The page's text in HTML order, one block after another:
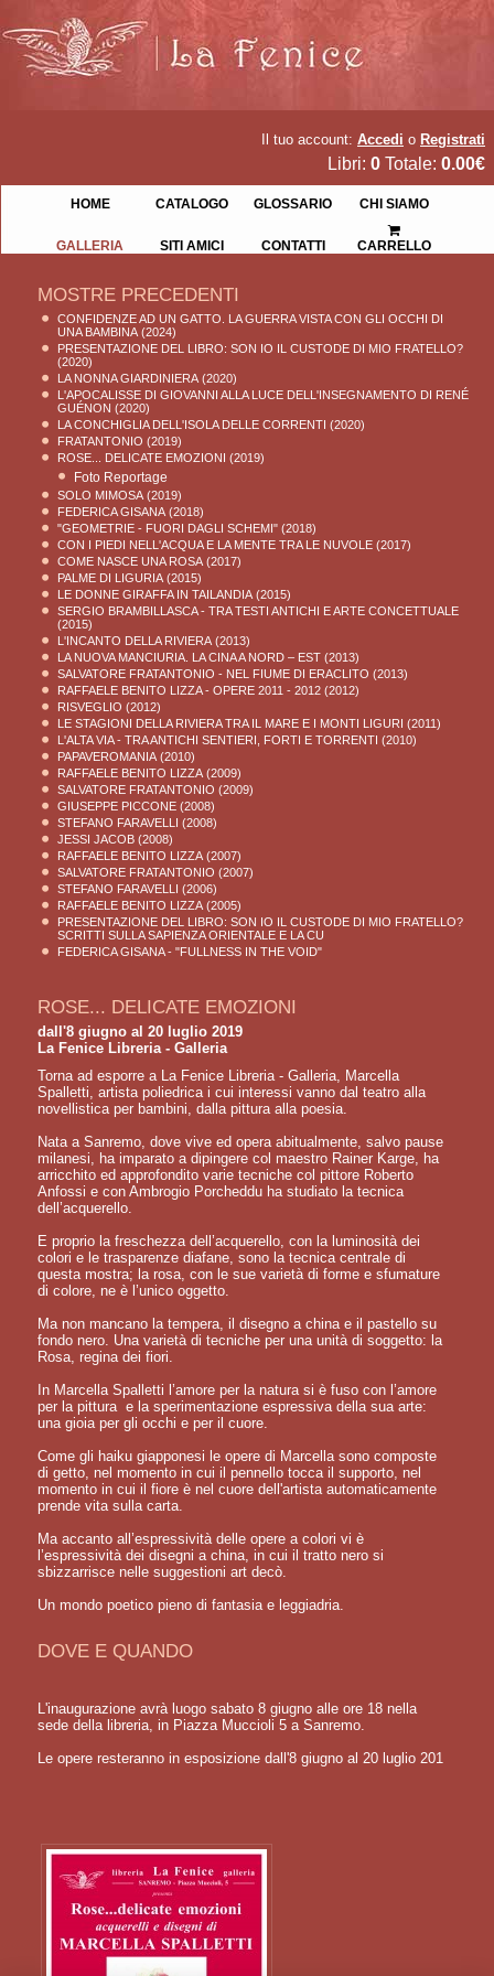
Il tuo account: Accedi o Registrati
Libri: 0 Totale: 0.00€
HOME CATALOGO GLOSSARIO CHI SIAMO
GALLERIA SITI AMICI CONTATTI CARRELLO
MOSTRE PRECEDENTI
CONFIDENZE AD UN GATTO. LA GUERRA VISTA CON GLI OCCHI DI
UNA BAMBINA (2024)
PRESENTAZIONE DEL LIBRO: SON IO IL CUSTODE DI MIO FRATELLO?
(2020)
LA NONNA GIARDINIERA (2020)
L'APOCALISSE DI GIOVANNI ALLA LUCE DELL'INSEGNAMENTO DI RENÉ
GUÉNON (2020)
LA CONCHIGLIA DELL'ISOLA DELLE CORRENTI (2020)
FRATANTONIO (2019)
ROSE... DELICATE EMOZIONI (2019)
Foto Reportage
SOLO MIMOSA (2019)
FEDERICA GISANA (2018)
"GEOMETRIE - FUORI DAGLI SCHEMI" (2018)
CON I PIEDI NELL'ACQUA E LA MENTE TRA LE NUVOLE (2017)
COME NASCE UNA ROSA (2017)
PALME DI LIGURIA (2015)
LE DONNE GIRAFFA IN TAILANDIA (2015)
SERGIO BRAMBILLASCA - TRA TESTI ANTICHI E ARTE CONCETTUALE
(2015)
L'INCANTO DELLA RIVIERA (2013)
LA NUOVA MANCIURIA. LA CINA A NORD – EST (2013)
SALVATORE FRATANTONIO - NEL FIUME DI ERACLITO (2013)
RAFFAELE BENITO LIZZA - OPERE 2011 - 2012 (2012)
RISVEGLIO (2012)
LE STAGIONI DELLA RIVIERA TRA IL MARE E I MONTI LIGURI (2011)
L'ALTA VIA - TRA ANTICHI SENTIERI, FORTI E TORRENTI (2010)
PAPAVEROMANIA (2010)
RAFFAELE BENITO LIZZA (2009)
SALVATORE FRATANTONIO (2009)
GIUSEPPE PICCONE (2008)
STEFANO FARAVELLI (2008)
JESSI JACOB (2008)
RAFFAELE BENITO LIZZA (2007)
SALVATORE FRATANTONIO (2007)
STEFANO FARAVELLI (2006)
RAFFAELE BENITO LIZZA (2005)
PRESENTAZIONE DEL LIBRO: SON IO IL CUSTODE DI MIO FRATELLO?
SCRITTI SULLA SAPIENZA ORIENTALE E LA CU
FEDERICA GISANA - "FULLNESS IN THE VOID"
ROSE... DELICATE EMOZIONI
dall'8 giugno al 20 luglio 2019
La Fenice Libreria - Galleria
Torna ad esporre a La Fenice Libreria - Galleria, Marcella
Spalletti, artista poliedrica i cui interessi vanno dal teatro alla
novellistica per bambini, dalla pittura alla poesia.
Nata a Sanremo, dove vive ed opera abitualmente, salvo pause
milanesi, ha imparato a dipingere col maestro Rainer Karge, ha
arricchito ed approfondito varie tecniche col pittore Roberto
Anfossi e con Ambrogio Porcheddu ha studiato la tecnica
dell’acquerello.
E proprio la freschezza dell’acquerello, con la luminosità dei
colori e le trasparenze diafane, sono la tecnica centrale di
questa mostra; la rosa, con le sue varietà di forme e sfumature
di colore, ne è l’unico oggetto.
Ma non mancano la tempera, il disegno a china e il pastello su
fondo nero. Una varietà di tecniche per una unità di soggetto: la
Rosa, regina dei fiori.
In Marcella Spalletti l’amore per la natura si è fuso con l’amore
per la pittura e la sperimentazione espressiva della sua arte:
una gioia per gli occhi e per il cuore.
Come gli haiku giapponesi le opere di Marcella sono composte
di getto, nel momento in cui il pennello tocca il supporto, nel
momento in cui il fiore è nel cuore dell'artista automaticamente
prende vita sulla carta.
Ma accanto all’espressività delle opere a colori vi è
l’espressività dei disegni a china, in cui il tratto nero si
sbizzarrisce nelle suggestioni art decò.
Un mondo poetico pieno di fantasia e leggiadria.
DOVE E QUANDO
L'inaugurazione avrà luogo sabato 8 giugno alle ore 18 nella
sede della libreria, in Piazza Muccioli 5 a Sanremo.
Le opere resteranno in esposizione dall'8 giugno al 20 luglio 201